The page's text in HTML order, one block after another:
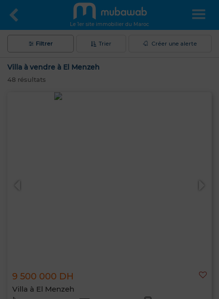
Le 1er site immobilier du Maroc
Filtrer Trier Créer une alerte
Villa à vendre à El Menzeh
48 résultats
9 500 000 DH
Villa à El Menzeh